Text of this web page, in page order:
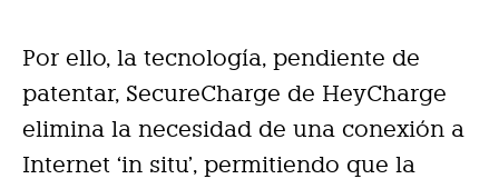
Por ello, la tecnología, pendiente de
patentar, SecureCharge de HeyCharge
elimina la necesidad de una conexión a
Internet ‘in situ’, permitiendo que la